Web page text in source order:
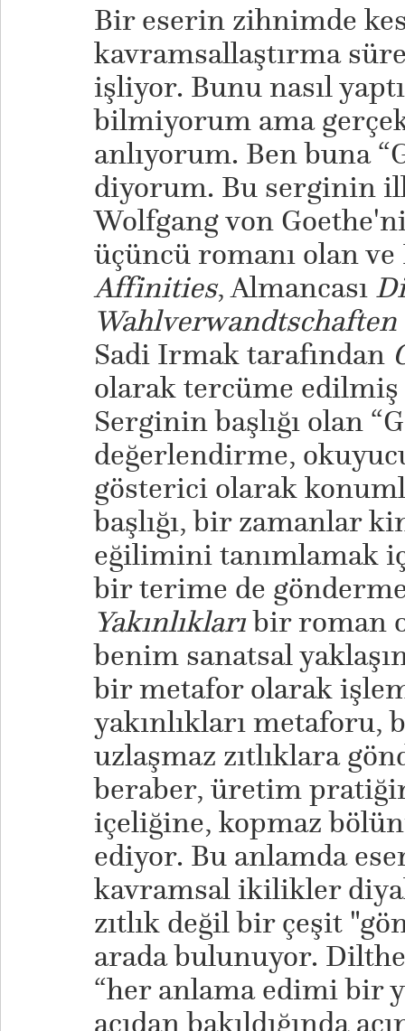
Bir eserin zihnimde
kavramsallaştırma
işliyor. Bunu nasıl
bilmiyorum ama
anlıyorum. Ben buna
diyorum. Bu serginin
Wolfgang von
üçüncü romanı olan
Affinities, Almancası
Wahlverwandtschaften
Sadi Irmak tarafından
olarak tercüme
Serginin başlığı olan
değerlendirme,
gösterici olarak
başlığı, bir zamanlar
eğilimini tanımlamak
bir terime de
Yakınlıklarıbir roman
benim sanatsal
bir metafor olarak
yakınlıkları metaforu,
uzlaşmaz zıtlıklara
beraber, üretim
içeliğine, kopmaz
ediyor. Bu anlamda
kavramsal ikilikler
zıtlık değil bir çeşit
arada bulunuyor.
“her anlama edimi bir
açıdan bakıldığında